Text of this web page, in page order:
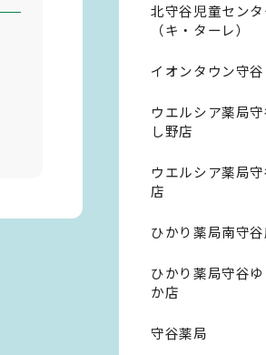
北守谷児童センタ
（キ・ターレ）
イオンタウン守谷
ウエルシア薬局
し野店
ウエルシア薬局
店
ひかり薬局南守
ひかり薬局守谷
か店
守谷薬局